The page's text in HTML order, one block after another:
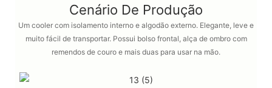
Cenário De Produção
Um cooler com isolamento interno e algodão externo. Elegante, leve e
muito fácil de transportar. Possui bolso frontal, alça de ombro com
remendos de couro e mais duas para usar na mão.